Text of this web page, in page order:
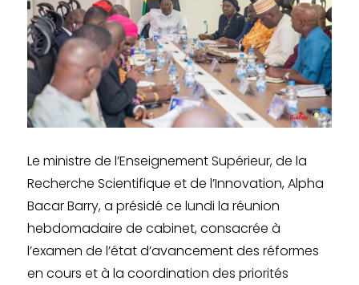
Le ministre de l’Enseignement Supérieur, de la
Recherche Scientifique et de l’Innovation, Alpha
Bacar Barry, a présidé ce lundi la réunion
hebdomadaire de cabinet, consacrée à
l’examen de l’état d’avancement des réformes
en cours et à la coordination des priorités